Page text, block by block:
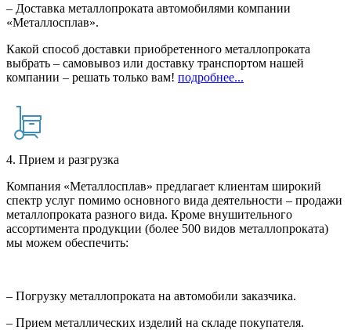
– Доставка металлопроката автомобилями компании
«Металлосплав».
Какой способ доставки приобретенного металлопроката
выбрать – самовывоз или доставку транспортом нашей
компании – решать только вам! подробнее...
4. Прием и разгрузка
Компания «Металлосплав» предлагает клиентам широкий
спектр услуг помимо основного вида деятельности – продажи
металлопроката разного вида. Кроме внушительного
ассортимента продукции (более 500 видов металлопроката)
мы можем обеспечить:
– Погрузку металлопроката на автомобили заказчика.
– Прием металлических изделий на складе покупателя.